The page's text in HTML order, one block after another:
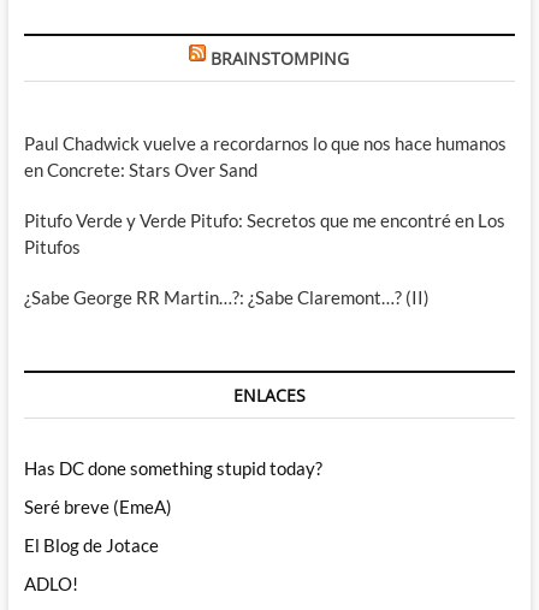
BRAINSTOMPING
Paul Chadwick vuelve a recordarnos lo que nos hace humanos
en Concrete: Stars Over Sand
Pitufo Verde y Verde Pitufo: Secretos que me encontré en Los
Pitufos
¿Sabe George RR Martin…?: ¿Sabe Claremont…? (II)
ENLACES
Has DC done something stupid today?
Seré breve (EmeA)
El Blog de Jotace
ADLO!